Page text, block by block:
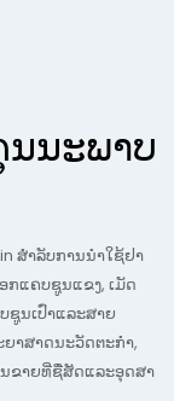
ນະພາບ
ສໍາລັບການນໍາໃຊ້ຢາ
ກແຄບຊູນແຂງ, ເມັດ
ຊູນເປົ່າແລະສາຍ
າ​ສາດ​ນະ​ວັດ​ຕະ​ກໍາ​,
ຂາຍ​ທີ່​ຊື່​ສັດ​ແລະ​ອຸດ​ສາ​